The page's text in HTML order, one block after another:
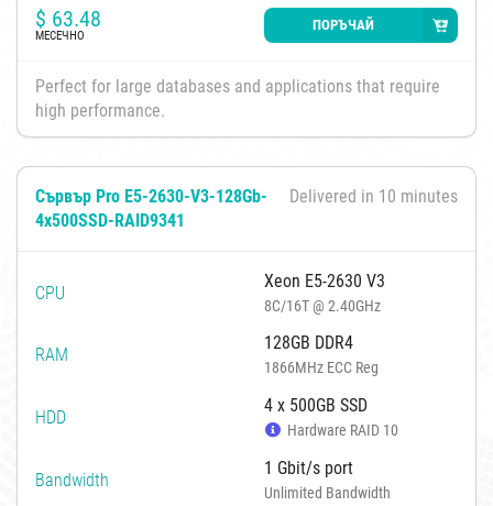
$ 63.48
МЕСЕЧНО
ПОРЪЧАЙ
Perfect for large databases and applications that require
high performance.
Delivered in 10 minutes
Сървър Pro E5-2630-V3-128Gb-
4x500SSD-RAID9341
CPU
Xeon E5-2630 V3
8C/16T @ 2.40GHz
RAM
128GB DDR4
1866MHz ECC Reg
HDD
4 x 500GB SSD
Hardware RAID 10
Bandwidth
1 Gbit/s port
Unlimited Bandwidth